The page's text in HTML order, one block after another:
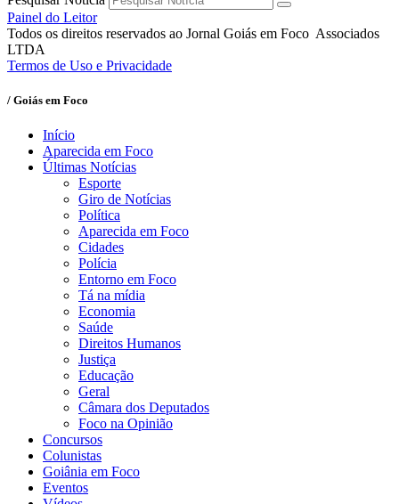
Painel do Leitor
Todos os direitos reservados ao Jornal Goiás em Foco Associados
LTDA
Termos de Uso e Privacidade
/ Goiás em Foco
Início
Aparecida em Foco
Últimas Notícias
Esporte
Giro de Notícias
Política
Aparecida em Foco
Cidades
Polícia
Entorno em Foco
Tá na mídia
Economia
Saúde
Direitos Humanos
Justiça
Educação
Geral
Câmara dos Deputados
Foco na Opinião
Concursos
Colunistas
Goiânia em Foco
Eventos